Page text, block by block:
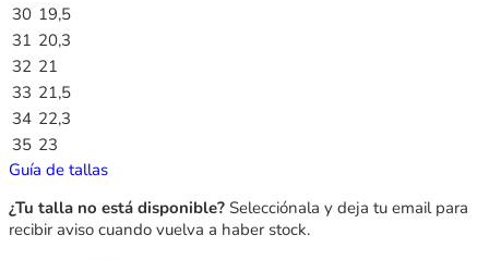
30 19,5
31 20,3
32 21
33 21,5
34 22,3
35 23
Guía de tallas
¿Tu talla no está disponible? Selecciónala y deja tu email para
recibir aviso cuando vuelva a haber stock.